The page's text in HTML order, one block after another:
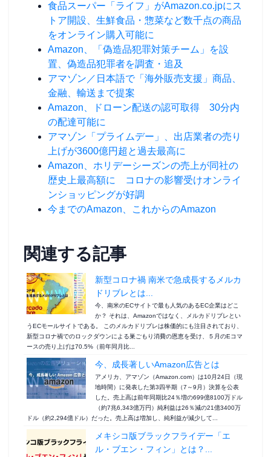
食品スーパー「ライフ」がAmazon.co.jpにス
トア開設、生鮮食品・惣菜など数千点の商品
をオンライン購入可能に
Amazon、「偽造品犯罪対策チーム」を設
置、偽造品犯罪者を調査・追及
アマゾン／日本語で「海外販売支援」商品、
金融、輸送まで提案
Amazon、ドローン配送の認可取得 30分内
の配達可能に
アマゾン「プライムデー」、出店業者の売り
上げが3600億円超と過去最高に
Amazon、ホリデーシーズンの売上が同社の
歴史上最高額に コロナの影響受けオンライ
ンショッピングが好調
今までのAmazon、これからのAmazon
関連する記事
新型コロナ禍 南米で急成長するメルカ
ドリブレとは...
今、南米のECサイトで最も人気のあるEC企業はどこ
か？ それは、Amazonではなく、メルカドリブレとい
うECモールサイトである。 このメルカドリブレは株価的にも注目されており、
新型コロナ禍でのロックダウンによる巣ごもり消費の恩恵を受け、５月のEコマ
ースの売り上げは70.5%（前年同月比...
今、成長著しいAmazon広告とは
アメリカ、アマゾン（Amazon.com）は10月24日（現
地時間）に発表した第3四半期（7～9月）決算を公表
した。売上高は前年同期比24％増の699億8100万ドル
（約7兆6,343億万円）純利益は26％減の21億3400万
ドル（約2,294億ドル）だった。売上高は増加し、純利益が減少して...
メキシコ版ブラックフライデー「エ
ル・ブエン・フィン」とは？...